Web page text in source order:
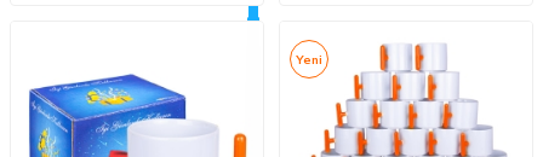
Yeni